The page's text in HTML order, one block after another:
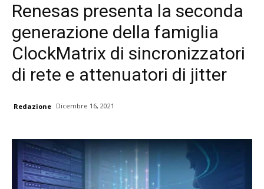
Renesas presenta la seconda
generazione della famiglia
ClockMatrix di sincronizzatori
di rete e attenuatori di jitter
Redazione Dicembre 16, 2021